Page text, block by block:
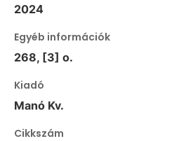
2024
Egyéb információk
268, [3] o.
Kiadó
Manó Kv.
Cikkszám